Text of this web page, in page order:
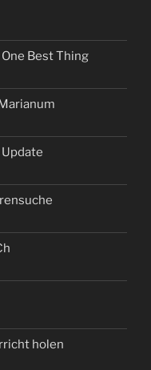
Best Thing
holen